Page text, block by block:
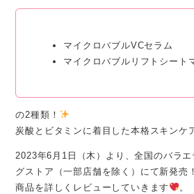
マイクロバブルVCセラム
マイクロバブルリフトシート
の2種類！
炭酸とビタミンに着目した本格スキンケ
2023年6月1日（木）より、全国のバラ
グストア（一部店舗を除く）にて新発売！
商品を詳しくレビューしていきます
。